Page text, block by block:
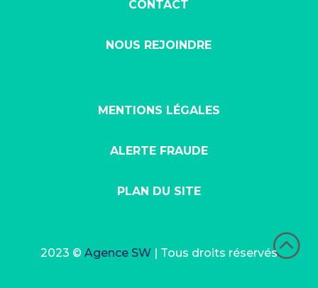
CONTACT
NOUS REJOINDRE
MENTIONS LÉGALES
ALERTE FRAUDE
PLAN DU SITE
:
2023 © Agence SW| Tous droits réservés